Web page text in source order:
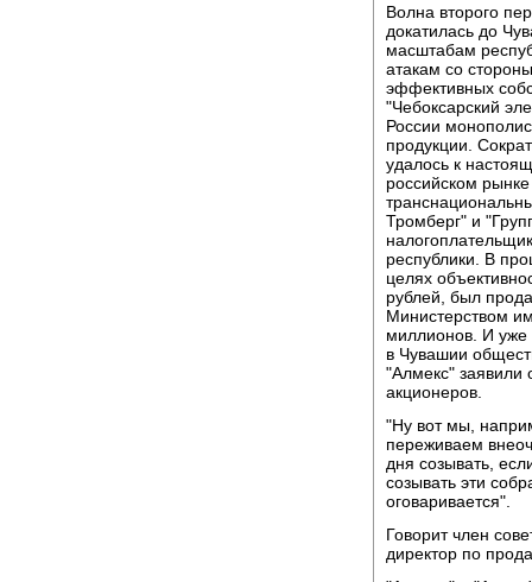
Волна второго
докатилась до
масштабам
атакам со
эффективных
"Чебоксарский
России
продукции.
удалось к
российском
Тромберг" и
республики. В
целях
рублей, был
Министерством
миллионов. И уже
в Чувашии
"Алмекс" заявили
акционеров.
"Ну вот мы,
переживаем
дня созывать,
созывать эти
оговаривается".
Говорит член
директор по